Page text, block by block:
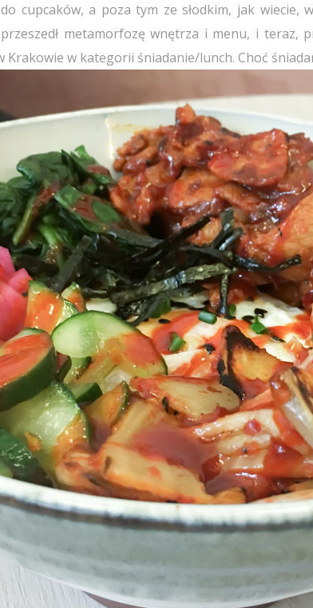
cupcaków, a poza tym ze słodkim, jak wiecie,
metamorfozę wnętrza i menu, i
Krakowie w kategorii śniadanie/lunch. Choć